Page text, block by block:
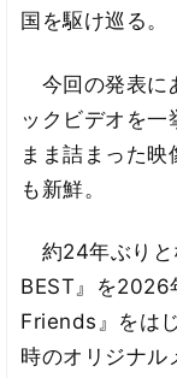
国を駆け巡る。
今回の発表に
ックビデオを
まま詰まった映
も新鮮。
約24年ぶりと
BEST』を2026
Friends』をは
時のオリジナル